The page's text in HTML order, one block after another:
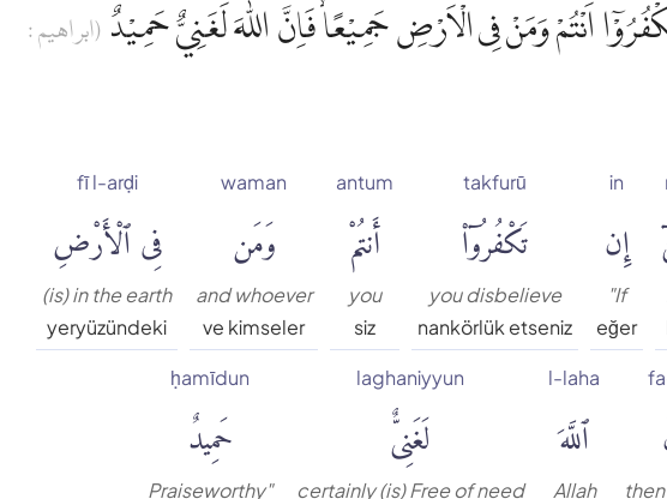
اَنْتُمْ وَمَنْ فِى الْاَرْضِ جَمِيْعًا ۙفَاِنَّ اللّٰهَ لَغَنِيٌّ حَمِيْدٌ (ابراهيم :
in
إِن
"If
eğer
takfurū
تَكْفُرُوٓا۟
you disbelieve
nankörlük etseniz
antum
أَنتُمْ
you
siz
waman
وَمَن
and whoever
ve kimseler
fī l-arḍi
فِى ٱلْأَرْضِ
(is) in the earth
yeryüzündeki
l-laha
ٱللَّهَ
Allah
laghaniyyun
لَغَنِىٌّ
certainly (is) Free of need
ḥamīdun
حَمِيدٌ
Praiseworthy"